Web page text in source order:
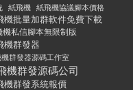
紙飛機 紙飛機協議腳本價格
機批量加群軟件免費下載
機私信腳本無限制版
機群發器
群發器源碼工作室
機群發源碼公司
機群發系統報價